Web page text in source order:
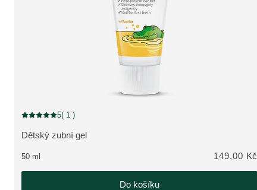
ZOBRAZIT PRODUKT:
Dětský zubní gel
Aktuální hodnocení: 5 z 5 hvězdiček hodnoceno 1 zákazníky
5( 1 )
50 ml 149,00 Kč
Do košíku